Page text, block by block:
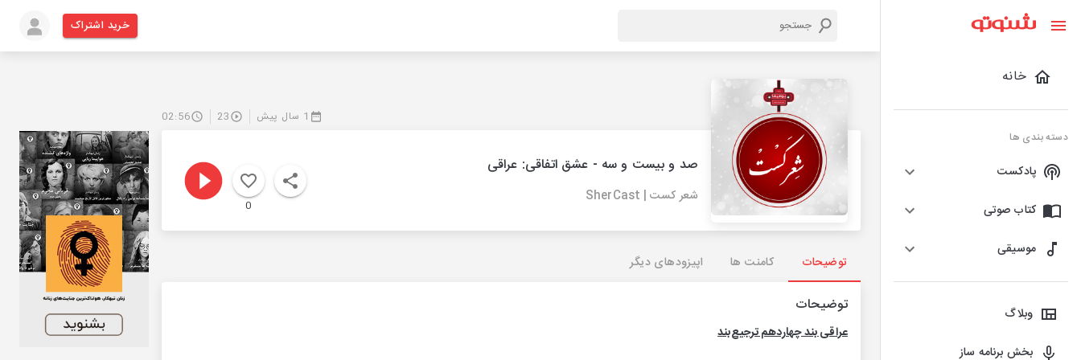
خانه
دسته بندی ها
پادکست
کتاب صوتی
موسیقی
وبلاگ
بخش برنامه ساز
خرید اشتراک
1 سال پیش 23
02:56
صد و بیست و سه - عشق اتفاقی: عراقی
شعر کست | SherCast
0
توضیحات کامنت ها اپیزودهای دیگر
توضیحات
عراقی‌‌ بند چهاردهم ترجیع‌بند